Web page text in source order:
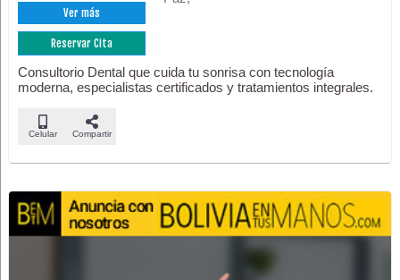
Ver más
Reservar Cita
Consultorio Dental que cuida tu sonrisa con tecnología
moderna, especialistas certificados y tratamientos integrales.
Celular Compartir